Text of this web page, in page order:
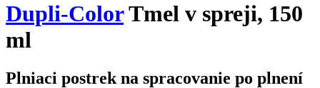
Dupli-ColorTmel v spreji, 150
ml
Plniaci postrek na spracovanie po plnení